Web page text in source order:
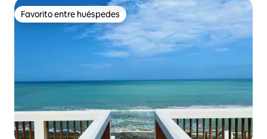
Favorito entre huéspedes
Favorito entre huéspedes